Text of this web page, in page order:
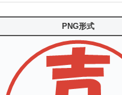
PNG形式